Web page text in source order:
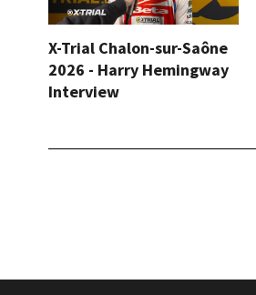
X-Trial Chalon-sur-Saône
2026 - Harry Hemingway
Interview